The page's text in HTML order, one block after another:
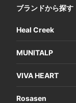
ブランドから探す
Heal Creek
MUNITALP
VIVA HEART
Rosasen